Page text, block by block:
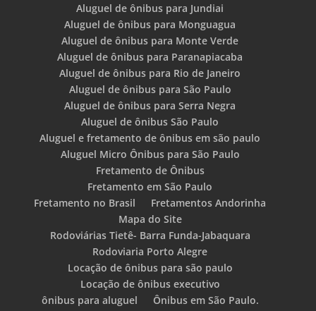
Aluguel de ônibus para Jundiai
Aluguel de ônibus para Monguagua
Aluguel de ônibus para Monte Verde
Aluguel de ônibus para Paranapiacaba
Aluguel de ônibus para Rio de Janeiro
Aluguel de ônibus para São Paulo
Aluguel de ônibus para Serra Negra
Aluguel de ônibus São Paulo
Aluguel e fretamento de ônibus em são paulo
Aluguel Micro Ônibus para São Paulo
Fretamento de Ônibus
Fretamento em São Paulo
Fretamento no Brasil
Fretamentos Andorinha
Mapa do Site
Rodoviárias Tietê- Barra Funda-Jabaquara
Rodoviaria Porto Alegre
Locação de ônibus para são paulo
Locação de ônibus executivo
ônibus para aluguel
Ônibus em São Paulo.